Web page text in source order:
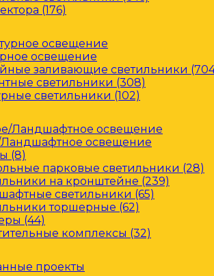
(176)
освещение
заливающие светильники
светильники (308)
светильники (102)
освещение
(8)
парковые светильники (28)
на кронштейне (239)
светильники (65)
торшерные (62)
(44)
комплексы (32)
проекты